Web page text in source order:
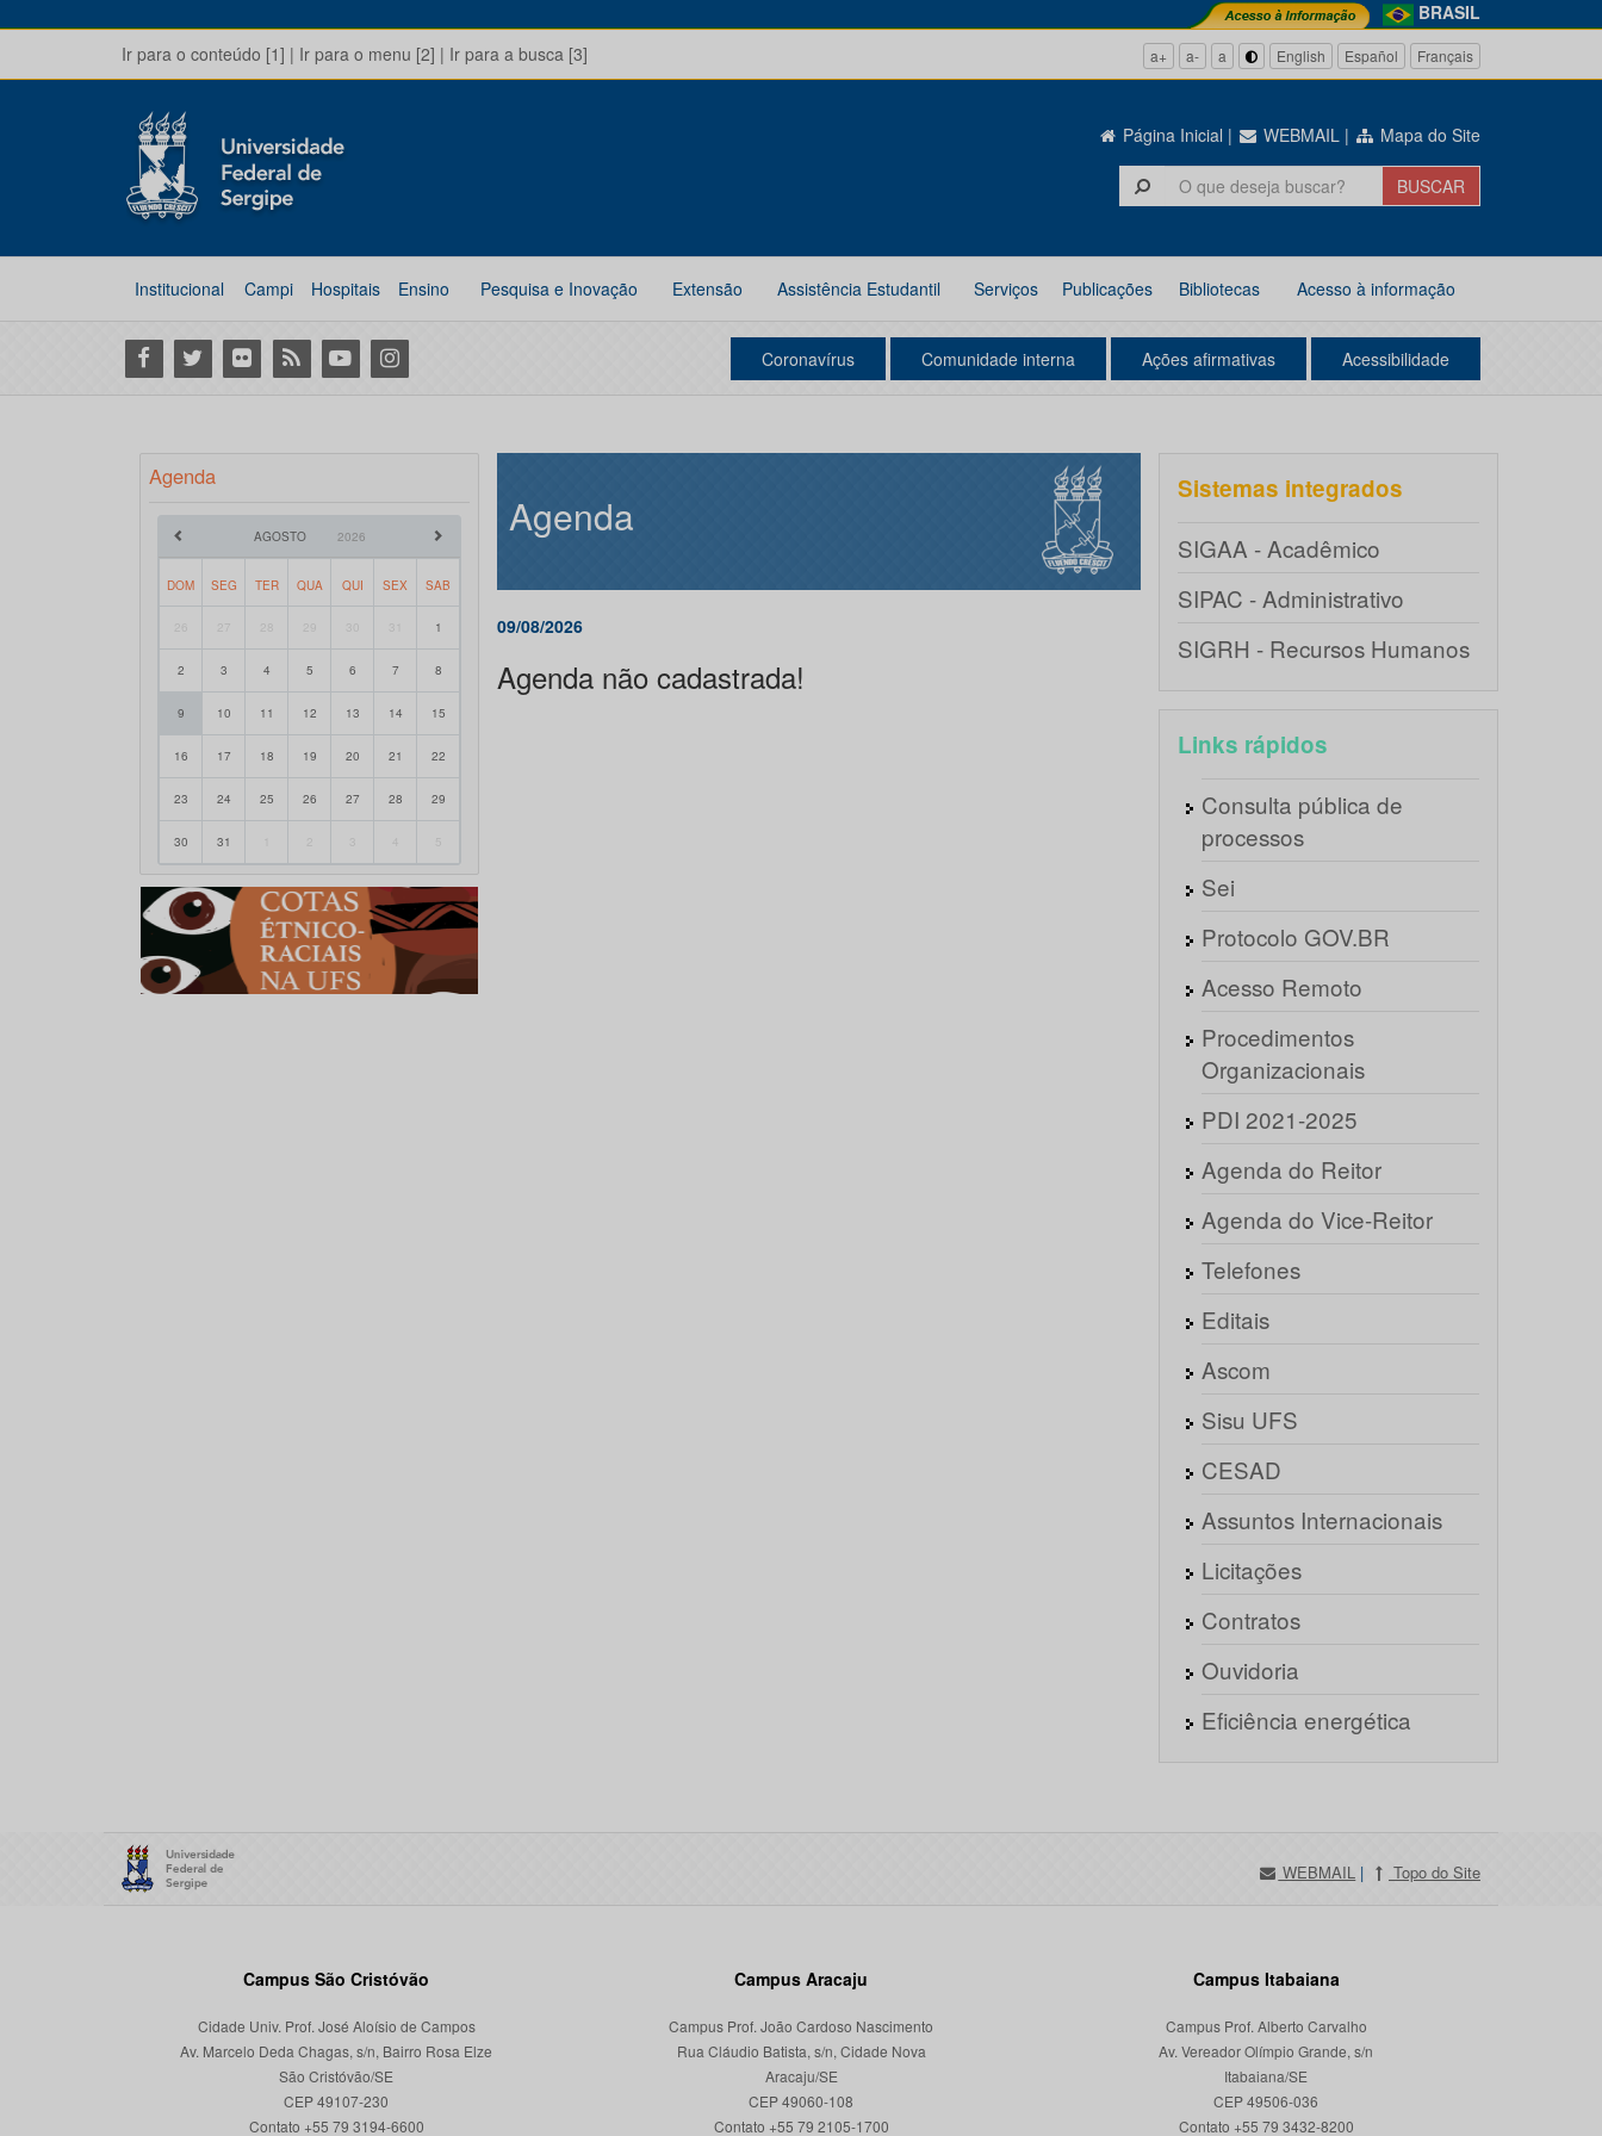
BRASIL
Ir para o conteúdo [1] | Ir para o menu [2] | Ir para a busca [3] a+ a- a English Español Français
Página Inicial | WEBMAIL | Mapa do Site
Institucional Campi Hospitais Ensino Pesquisa e Inovação Extensão Assistência Estudantil Serviços Publicações Bibliotecas Acesso à informação
Facebook
Twitter Flickr RSS YoutubeInstagram Coronavírus Comunidade interna Ações afirmativas Acessibilidade
Agenda
AGOSTO 2026
DOM SEG TER QUA QUI SEX SAB
1
2 3 4 5 6 7 8
9 10 11 12 13 14 15
16 17 18 19 20 21 22
23 24 25 26 27 28 29
30 31
Agenda
09/08/2026
Agenda não cadastrada!
Sistemas integrados
SIGAA - Acadêmico
SIPAC - Administrativo
SIGRH - Recursos Humanos
Links rápidos
Consulta pública de
processos
Sei
Protocolo GOV.BR
Acesso Remoto
Procedimentos
Organizacionais
PDI 2021-2025
Agenda do Reitor
Agenda do Vice-Reitor
Telefones
Editais
Ascom
Sisu UFS
CESAD
Assuntos Internacionais
Licitações
Contratos
Ouvidoria
Eficiência energética
WEBMAIL | Topo do Site
Campus São Cristóvão
Cidade Univ. Prof. José Aloísio de Campos
Av. Marcelo Deda Chagas, s/n, Bairro Rosa Elze
São Cristóvão/SE
CEP 49107-230
Campus Aracaju
Campus Prof. João Cardoso Nascimento
Rua Cláudio Batista, s/n, Cidade Nova
Aracaju/SE
CEP 49060-108
Campus Itabaiana
Campus Prof. Alberto Carvalho
Av. Vereador Olímpio Grande, s/n
Itabaiana/SE
CEP 49506-036